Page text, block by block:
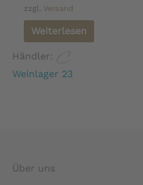
zzgl. Versand
Weiterlesen
Händler:
Weinlager 23
Über uns